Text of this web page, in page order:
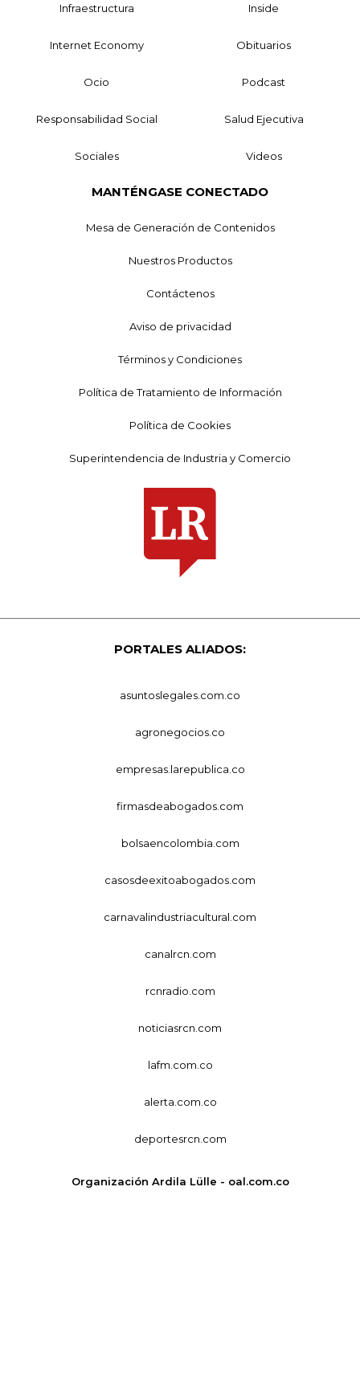
Infraestructura Inside
Internet Economy Obituarios
Ocio Podcast
Responsabilidad Social Salud Ejecutiva
Sociales Videos
MANTÉNGASE CONECTADO
Mesa de Generación de Contenidos
Nuestros Productos
Contáctenos
Aviso de privacidad
Términos y Condiciones
Política de Tratamiento de Información
Política de Cookies
Superintendencia de Industria y Comercio
PORTALES ALIADOS:
asuntoslegales.com.co
agronegocios.co
empresas.larepublica.co
firmasdeabogados.com
bolsaencolombia.com
casosdeexitoabogados.com
carnavalindustriacultural.com
canalrcn.com
rcnradio.com
noticiasrcn.com
lafm.com.co
alerta.com.co
deportesrcn.com
Organización Ardila Lülle - oal.com.co